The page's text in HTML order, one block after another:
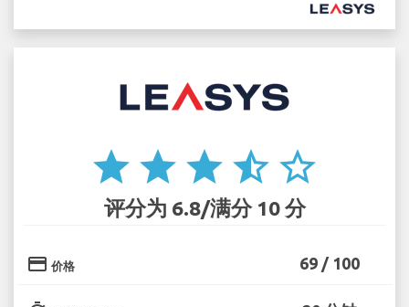
star star star star_half star_border
评分为 6.8/满分 10 分
credit_card 价格 69 / 100